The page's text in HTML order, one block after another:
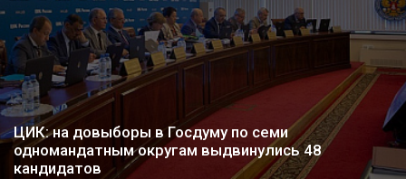
ЦИК: на довыборы в Госдуму по семи
одномандатным округам выдвинулись 48
кандидатов